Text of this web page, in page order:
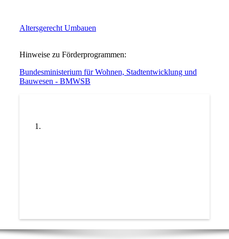
Altersgerecht Umbauen
Hinweise zu Förderprogrammen:
Bundesministerium für Wohnen, Stadtentwicklung und
Bauwesen - BMWSB